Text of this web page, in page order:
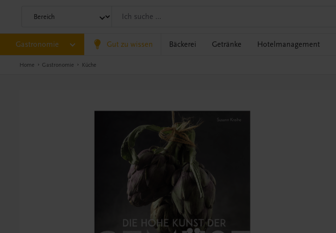
Gastronomie Gut zu wissen Bäckerei Getränke Hotelmanagement
Home Gastronomie Küche